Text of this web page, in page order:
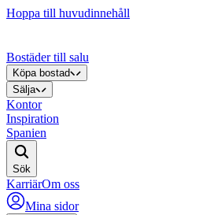
Hoppa till huvudinnehåll
Bostäder till salu
Köpa bostad
Sälja
Kontor
Inspiration
Spanien
Sök
KarriärOm oss
Mina sidor